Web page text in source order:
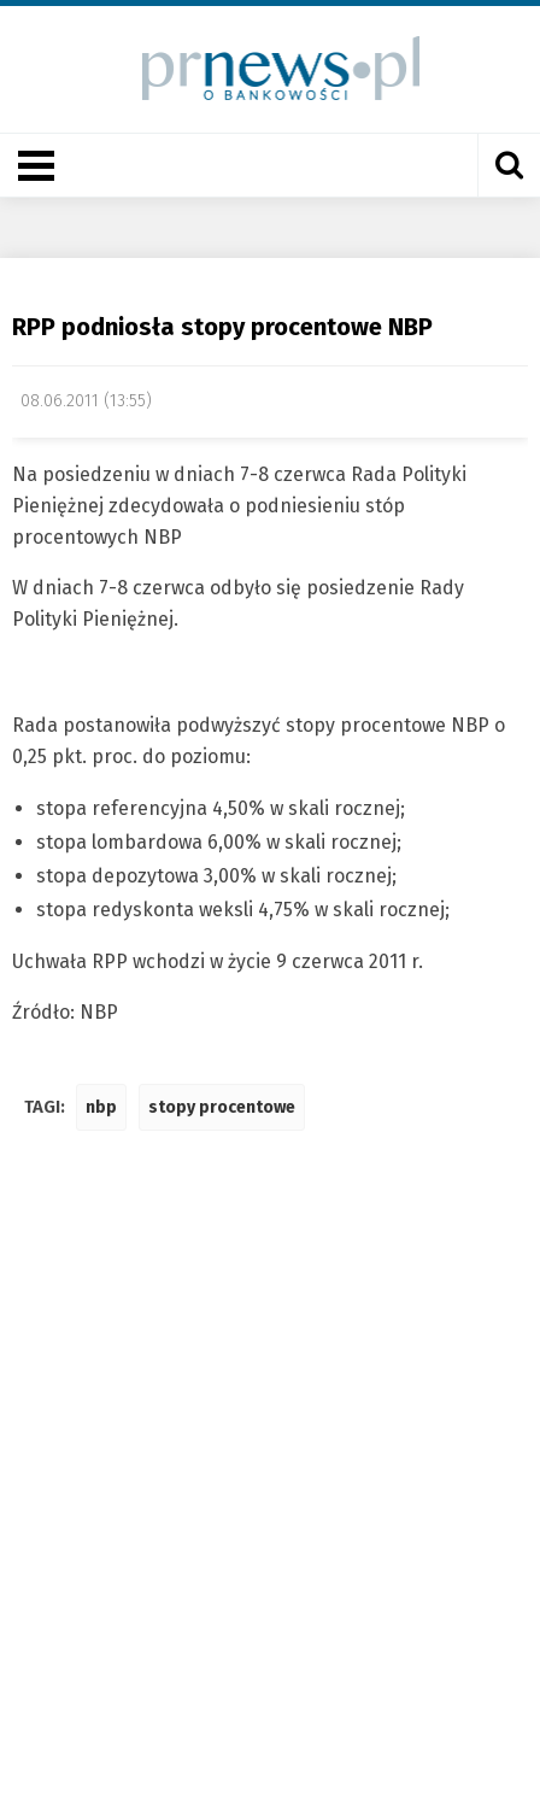
RPP podniosła stopy procentowe NBP
08.06.2011 (13:55)
Na posiedzeniu w dniach 7-8 czerwca Rada Polityki
Pieniężnej zdecydowała o podniesieniu stóp
procentowych NBP
W dniach 7-8 czerwca odbyło się posiedzenie Rady
Polityki Pieniężnej.
Rada postanowiła podwyższyć stopy procentowe NBP o
0,25 pkt. proc. do poziomu:
stopa referencyjna 4,50% w skali rocznej;
stopa lombardowa 6,00% w skali rocznej;
stopa depozytowa 3,00% w skali rocznej;
stopa redyskonta weksli 4,75% w skali rocznej;
Uchwała RPP wchodzi w życie 9 czerwca 2011 r.
Źródło: NBP
TAGI: nbp stopy procentowe